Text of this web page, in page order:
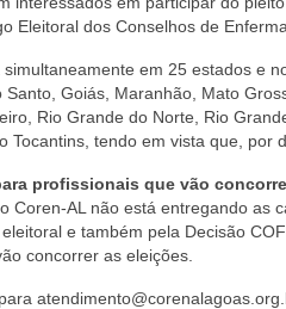
Eleitoral dos Conselhos de
em 25 estados e
Goiás, Maranhão, Mato
Rio Grande do Norte, Rio
Tocantins, tendo em vista que, por
profissionais que vão
Coren-AL não está entregando
e também pela Decisão
concorrer as eleições.